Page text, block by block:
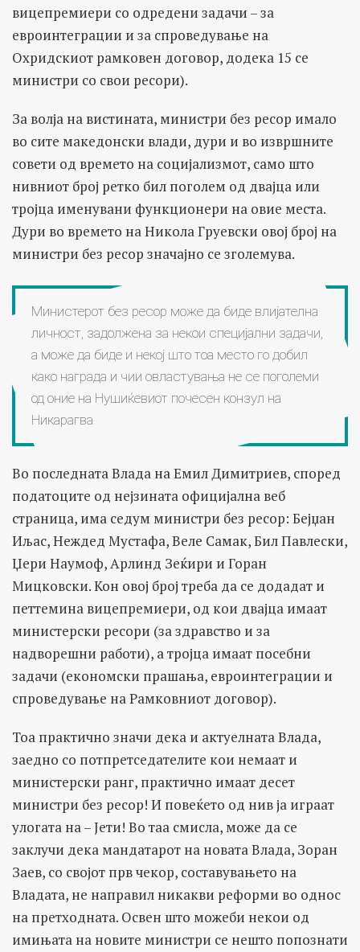
вицепремиери со одредени задачи – за
евроинтеграции и за спроведување на
Охридскиот рамковен договор, додека 15 се
министри со свои ресори).
За волја на вистината, министри без ресор имало
во сите македонски влади, дури и во извршните
совети од времето на социјализмот, само што
нивниот број ретко бил поголем од двајца или
тројца именувани функционери на овие места.
Дури во времето на Никола Груевски овој број на
министри без ресор значајно се зголемува.
Министерот без ресор може да биде влијателна
личност, задолжена за некои специјални задачи,
а може да биде и некој што тоа место го добил
како награда и чии овластувања не се поголеми
од оние на Нушиќевиот почесен конзул на
Никарагва
Во последната Влада на Емил Димитриев, според
податоците од нејзината официјална веб
страница, има седум министри без ресор: Бејџан
Иљас, Неждед Мустафа, Веле Самак, Бил Павлески,
Џери Наумоф, Арлинд Зеќири и Горан
Мицковски. Кон овој број треба да се додадат и
петтемина вицепремиери, од кои двајца имаат
министерски ресори (за здравство и за
надворешни работи), а тројца имаат посебни
задачи (економски прашања, евроинтеграции и
спроведување на Рамковниот договор).
Тоа практично значи дека и актуелната Влада,
заедно со потпретседателите кои немаат и
министерски ранг, практично имаат десет
министри без ресор! И повеќето од нив ја играат
улогата на – Јети! Во таа смисла, може да се
заклучи дека мандатарот на новата Влада, Зоран
Заев, со својот прв чекор, составувањето на
Владата, не направил никакви реформи во однос
на претходната. Освен што можеби некои од
имињата на новите министри се нешто попознати